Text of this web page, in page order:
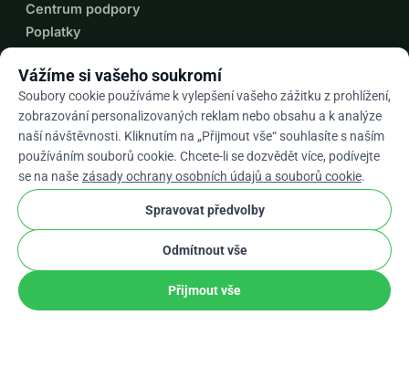
Centrum podpory
Poplatky
Další zdrojeexpand_more
Csarrow_drop_down
★★★★★
Vážíme si vašeho soukromí
Soubory cookie používáme k vylepšení vašeho zážitku z prohlížení,
zobrazování personalizovaných reklam nebo obsahu a k analýze
naší návštěvnosti. Kliknutím na „Přijmout vše“ souhlasíte s naším
používáním souborů cookie. Chcete-li se dozvědět více, podívejte
se na naše zásady ochrany osobních údajů a souborů cookie.
Spravovat předvolby
Odmítnout vše
Přijmout vše